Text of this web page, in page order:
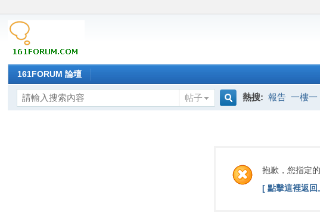
161FORUM 論壇
帖子
熱搜: 報告 一樓一
抱歉，您指定
[ 點擊這裡返回